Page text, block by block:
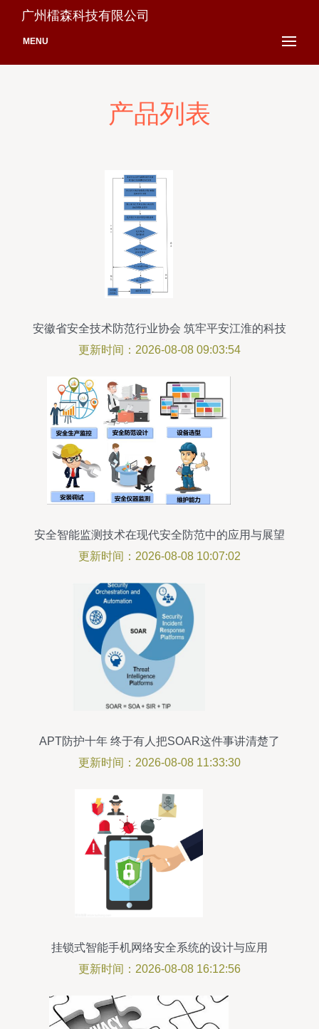
广州檑森科技有限公司
MENU
产品列表
安徽省安全技术防范行业协会 筑牢平安江淮的科技
防线
更新时间：2026-08-08 09:03:54
安全智能监测技术在现代安全防范中的应用与展望
更新时间：2026-08-08 10:07:02
APT防护十年 终于有人把SOAR这件事讲清楚了
更新时间：2026-08-08 11:33:30
挂锁式智能手机网络安全系统的设计与应用
更新时间：2026-08-08 16:12:56